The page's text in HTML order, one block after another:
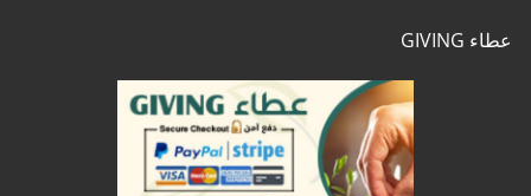
عطاء GIVING